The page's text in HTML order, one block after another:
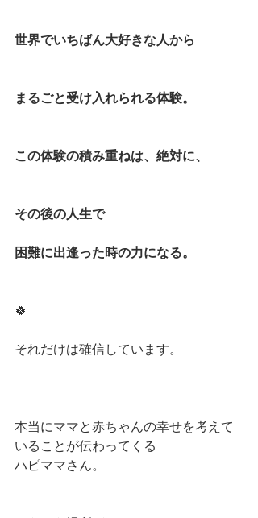
世界でいちばん大好きな人から
まるごと受け入れられる体験。
この体験の積み重ねは、絶対に、
その後の人生で
困難に出逢った時の力になる。
🍀
それだけは確信しています。
本当にママと赤ちゃんの幸せを考えて
いることが伝わってくる
ハピママさん。